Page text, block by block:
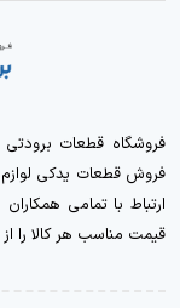
فروش قطعات یدکی
ارتباط با تمامی
قیمت مناسب هر کالا را